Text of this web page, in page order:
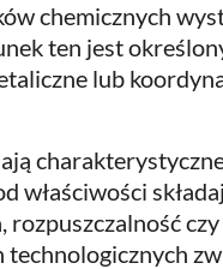
chemicznych
ten jest
lub
właściwości